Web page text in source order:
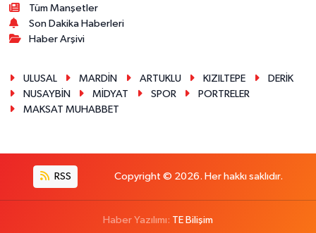
Tüm Manşetler
Son Dakika Haberleri
Haber Arşivi
ULUSAL MARDİN ARTUKLU KIZILTEPE
DERİK
NUSAYBİN
MİDYAT SPOR
PORTRELER
MAKSAT MUHABBET
RSS Copyright © 2026. Her hakkı saklıdır.
Haber Yazılımı: TE Bilişim